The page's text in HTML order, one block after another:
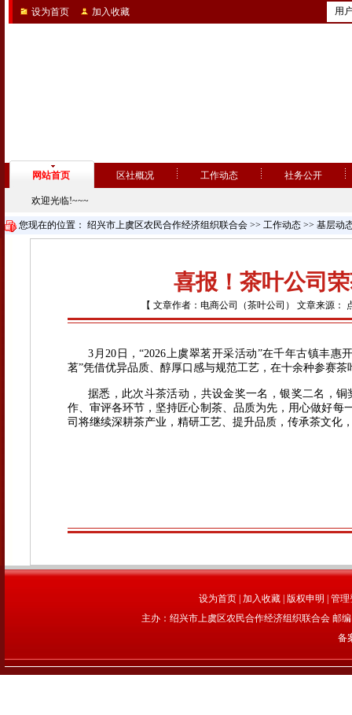
设为首页 加入收藏 用
网站首页 区社概况 工作动态 社务公开
欢迎光临!~~~
您现在的位置： 绍兴市上虞区农民合作经济组织联合会 >> 工作动态 >> 基层动
喜报！茶叶公司
【 文章作者：电商公司（茶叶公司） 文章来源
3月20日，“2026上虞翠茗开采活动”在千年古镇丰惠
茗”凭借优异品质、醇厚口感与规范工艺，在十余种参赛
据悉，此次斗茶活动，共设金奖一名，银奖二名，
作、审评各环节，坚持匠心制茶、品质为先，用心做好
司将继续深耕茶产业，精研工艺、提升品质，传承茶文
设为首页 加入收藏 版权申明
管理
主办：绍兴市上虞区农民合作经济组织联合会 邮
备